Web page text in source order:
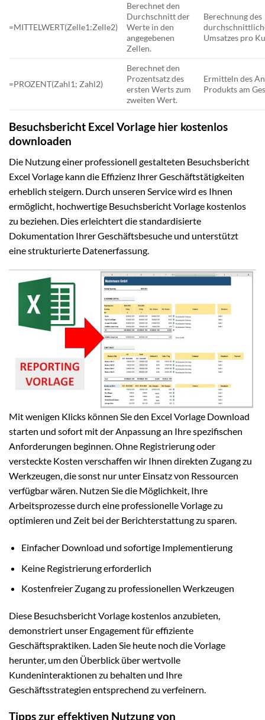
=MITTELWERT(Zelle1:Zelle2)
Berechnet den
Durchschnitt der
Werte in den
angegebenen
Zellen.
Berechnung des
Umsatzes pro
=PROZENT(Zahl1; Zahl2)
Berechnet den
Prozentsatz des
ersten Werts zum
zweiten Wert.
Ermitteln des
Produkts am
Besuchsbericht Excel Vorlage hier kostenlos
downloaden
Die Nutzung einer professionell gestalteten Besuchsbericht
Excel Vorlage kann die Effizienz Ihrer Geschäftstätigkeiten
erheblich steigern. Durch unseren Service wird es Ihnen
ermöglicht, hochwertige Besuchsbericht Vorlage kostenlos
zu beziehen. Dies erleichtert die standardisierte
Dokumentation Ihrer Geschäftsbesuche und unterstützt
eine strukturierte Datenerfassung.
Mit wenigen Klicks können Sie den Excel Vorlage Download
starten und sofort mit der Anpassung an Ihre spezifischen
Anforderungen beginnen. Ohne Registrierung oder
versteckte Kosten verschaffen wir Ihnen direkten Zugang zu
Werkzeugen, die sonst nur unter Einsatz von Ressourcen
verfügbar wären. Nutzen Sie die Möglichkeit, Ihre
Arbeitsprozesse durch eine professionelle Vorlage zu
optimieren und Zeit bei der Berichterstattung zu sparen.
Einfacher Download und sofortige Implementierung
Keine Registrierung erforderlich
Kostenfreier Zugang zu professionellen Werkzeugen
Diese Besuchsbericht Vorlage kostenlos anzubieten,
demonstriert unser Engagement für effiziente
Geschäftspraktiken. Laden Sie heute noch die Vorlage
herunter, um den Überblick über wertvolle
Kundeninteraktionen zu behalten und Ihre
Geschäftsstrategien entsprechend zu verfeinern.
Tipps zur effektiven Nutzung von